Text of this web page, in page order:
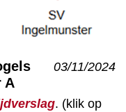
A
03/11/2024
. (klik op